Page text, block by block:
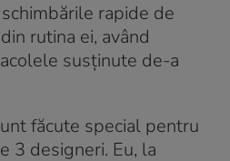
rapide de
rutina ei, având
susținute de-a
făcute special pentru
3 designeri. Eu, la